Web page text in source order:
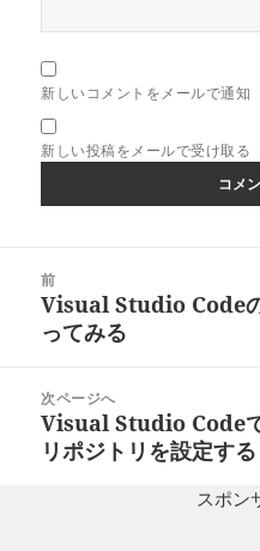
新しいコメントをメールで通知
新しい投稿をメールで受け取る
前
前
の
稿:
Visual Studio Code
ってみる
次ページへ
次
の
Visual Studio Code
リポジトリを設定する
スポン